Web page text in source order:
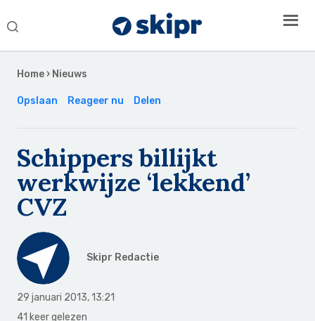
Search
Home › Nieuws
Opslaan Reageer nu Delen
Schippers billijkt
werkwijze ‘lekkend’
CVZ
Skipr Redactie
29 januari 2013,13:21
41 keer gelezen
Sidebar